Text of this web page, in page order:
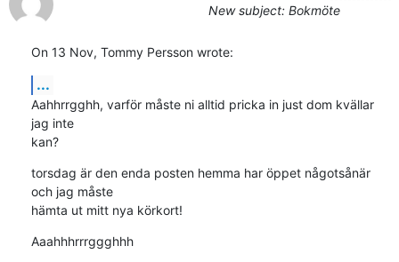
New subject: Bokmöte
On 13 Nov, Tommy Persson wrote:
...
Aahhrrgghh, varför måste ni alltid pricka in just dom kvällar
jag inte
kan?
torsdag är den enda posten hemma har öppet någotsånär
och jag måste
hämta ut mitt nya körkort!
Aaahhhrrrggghhh